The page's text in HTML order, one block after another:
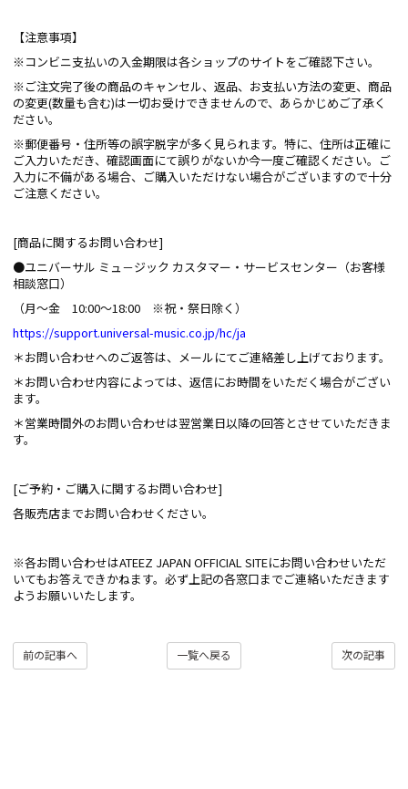
【注意事項】
※コンビニ支払いの入金期限は各ショップのサイトをご確認下さい。
※ご注文完了後の商品のキャンセル、返品、お支払い方法の変更、商品
の変更(数量も含む)は一切お受けできませんので、あらかじめご了承く
ださい。
※郵便番号・住所等の誤字脱字が多く見られます。特に、住所は正確に
ご入力いただき、確認画面にて誤りがないか今一度ご確認ください。ご
入力に不備がある場合、ご購入いただけない場合がございますので十分
ご注意ください。
[商品に関するお問い合わせ]
●ユニバーサル ミュ－ジック カスタマー・サービスセンター（お客様
相談窓口）
（月～金 10:00～18:00 ※祝・祭日除く）
https://support.universal-music.co.jp/hc/ja
＊お問い合わせへのご返答は、メールにてご連絡差し上げております。
＊お問い合わせ内容によっては、返信にお時間をいただく場合がござい
ます。
＊営業時間外のお問い合わせは翌営業日以降の回答とさせていただきま
す。
[ご予約・ご購入に関するお問い合わせ]
各販売店までお問い合わせください。
※各お問い合わせはATEEZ JAPAN OFFICIAL SITEにお問い合わせいただ
いてもお答えできかねます。必ず上記の各窓口までご連絡いただきます
ようお願いいたします。
次の記事
一覧へ戻る
前の記事へ